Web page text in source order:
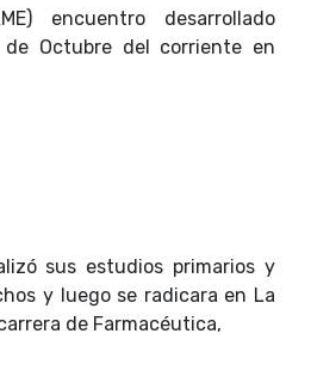
encuentro desarrollado
Octubre del corriente en
sus estudios primarios y
y luego se radicara en La
de Farmacéutica,